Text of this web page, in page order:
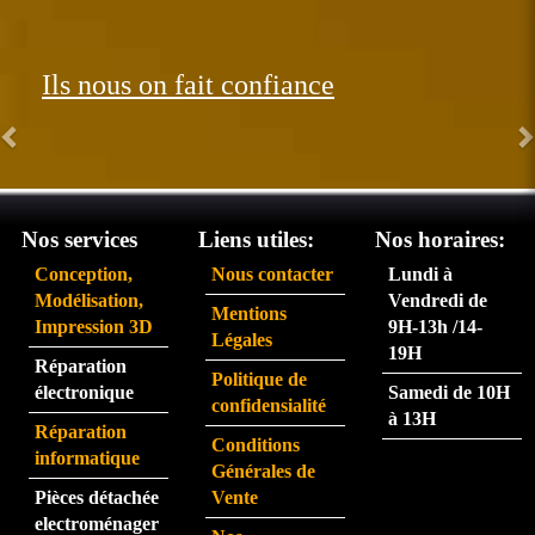
née
ait du
servi
partic
ulière
ment
rapid
e.
ent
très
eme
nt.
pers
onne
Ils nous on fait confiance
Nos services
Conception,
Modélisation,
Impression 3D
Réparation
électronique
Réparation
informatique
Pièces détachée
electroménager
Liens utiles:
Nous contacter
Mentions
Légales
Politique de
confidensialité
Conditions
Générales de
Vente
Nos horaires:
Lundi à
Vendredi de
9H-13h /14-
19H
Samedi de 10H
à 13H